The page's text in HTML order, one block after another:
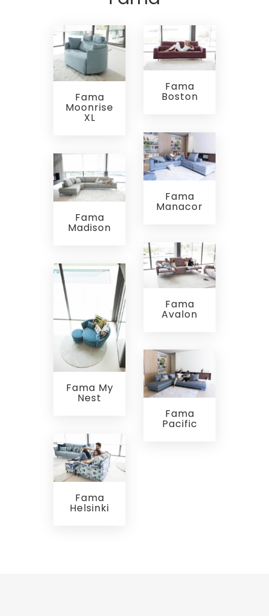
Fama
Moonrise
XL
Fama
Boston
Fama
Manacor
Fama
Madison
Fama
Avalon
Fama My
Nest
Fama
Pacific
Fama
Helsinki